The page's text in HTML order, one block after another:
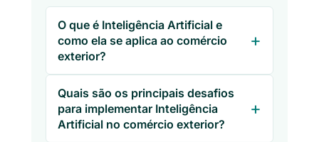
O que é Inteligência Artificial e
como ela se aplica ao comércio
exterior?
Quais são os principais desafios
para implementar Inteligência
Artificial no comércio exterior?